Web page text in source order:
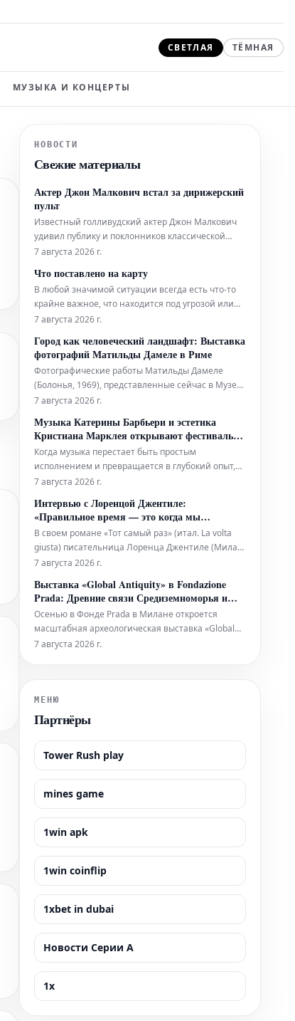
СВЕТЛАЯ ТЁМНАЯ
МУЗЫКА И КОНЦЕРТЫ
НОВОСТИ
Свежие материалы
Актер Джон Малкович встал за дирижерский
пульт
Известный голливудский актер Джон Малкович
удивил публику и поклонников классической
музыки, взяв на себя необычную роль дирижера.
симфонический оркестр, продемонстрировав
еще одну грань своего таланта.
7 августа 2026 г.
Что поставлено на карту
В любой значимой ситуации всегда есть что-то
крайне важное, что находится под угрозой или
подлежит решению. Понимание того, что
первостепенное значение, поскольку это
позволяет оценить масштаб потенциальных
потерь или выигрышей, а также осознать всю се
7 августа 2026 г.
Город как человеческий ландшафт: Выставка
фотографий Матильды Дамеле в Риме
Фотографические работы Матильды Дамеле
(Болонья, 1969), представленные сейчас в Музее
Рима в Трастевере на выставке под кураторством
современной фотографии, рассматривающей
город не просто как архитектурное пространство,
а как живой, пульсирующи
7 августа 2026 г.
Музыка Катерины Барбьери и эстетика
Кристиана Марклея открывают фестиваль
Romaeuropa 2026
Когда музыка перестает быть простым
исполнением и превращается в глубокий опыт,
она вступает в область сакрального и транса.
концерт-открытие 41-го фестиваля Romaeuropa. 9
сентября в Auditorium Conciliazione состоится
уникальное событие, объединяющее н
7 августа 2026 г.
Интервью с Лоренцой Джентиле:
«Правильное время — это когда мы
выбираем себя»
В своем романе «Тот самый раз» (итал. La volta
giusta) писательница Лоренца Джентиле (Милан,
1988) рассказывает историю Лучиллы,
пыталась приспособиться к другим, чтобы быть
любимой. Вместе с Энрико она выигрывает
тендер на управление гостиницей в не
7 августа 2026 г.
Выставка «Global Antiquity» в Fondazione
Prada: Древние связи Средиземноморья и
Азии
Осенью в Фонде Prada в Милане откроется
масштабная археологическая выставка «Global
Antiquity» — продолжение исследования,
Beauty». Экспозиция, которая про
7 августа 2026 г.
МЕНЮ
Партнёры
Tower Rush play
mines game
1win apk
1win coinflip
1xbet in dubai
Новости Серии А
1x